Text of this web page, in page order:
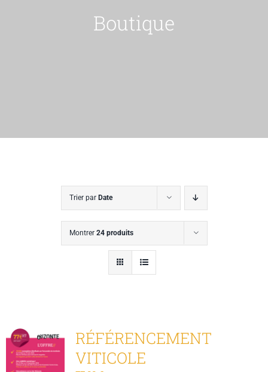
Boutique
Trier par Date
Montrer 24 produits
RÉFÉRENCEMENT
VITICOLE